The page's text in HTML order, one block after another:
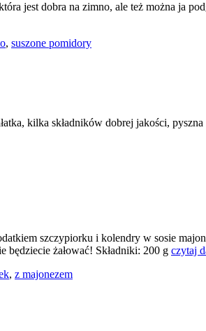
jest dobra na zimno, ale też można ja
, suszone pomidory
kilka składników dobrej jakości, pyszna
szczypiorku i kolendry w sosie
będziecie żałować! Składniki: 200 g czytaj
, z majonezem